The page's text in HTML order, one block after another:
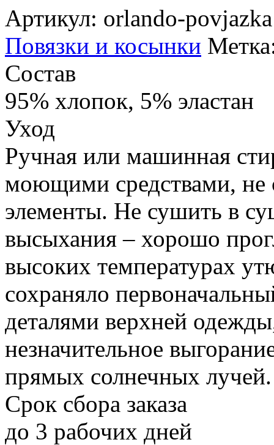
Артикул: orlando-povjazka
Повязки и косынки
Состав
95% хлопок, 5% эластан
Уход
Ручная или машинная
моющими средствами,
элементы. Не сушить в
высыхания – хорошо
высоких температурах
сохраняло
деталями верхней
незначительное
прямых солнечных лучей.
Срок сбора заказа
до 3 рабочих дней